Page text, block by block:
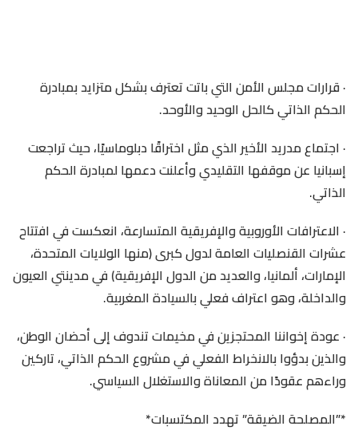
· قرارات مجلس الأمن التي باتت تعترف بشكل متزايد بمبادرة
الحكم الذاتي كالحل الوحيد والأوحد.
· اجتماع مدريد الأخير الذي مثل اختراقًا دبلوماسيًا، حيث تراجعت
إسبانيا عن موقفها التقليدي وأعلنت دعمها لمبادرة الحكم
الذاتي.
· الاعترافات الأوروبية والإفريقية المتسارعة، انعكست في افتتاح
عشرات القنصليات العامة لدول كبرى (منها الولايات المتحدة،
الإمارات، ألمانيا، والعديد من الدول الإفريقية) في مدينتي العيون
والداخلة، وهو اعتراف فعلي بالسيادة المغربية.
· عودة إخواننا المحتجزين في مخيمات تندوف إلى أحضان الوطن،
والذين بدؤوا بالانخراط الفعلي في مشروع الحكم الذاتي، تاركين
وراءهم عقودًا من المعاناة والاستغلال السياسي.
*”المصلحة الضيقة” تهدد المكتسبات*